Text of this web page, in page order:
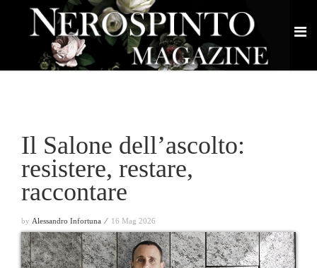
Il Salone dell’ascolto:
resistere, restare,
raccontare
by Alessandro Infortuna ⁄ 16 Mag 2026